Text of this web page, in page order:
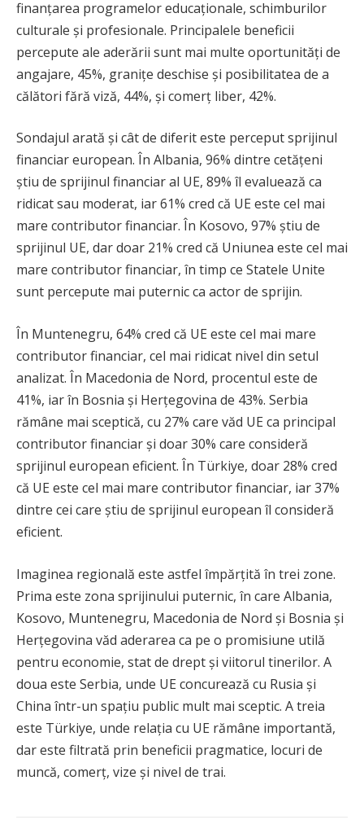
finanțarea programelor educaționale, schimburilor
culturale și profesionale. Principalele beneficii
percepute ale aderării sunt mai multe oportunități de
angajare, 45%, granițe deschise și posibilitatea de a
călători fără viză, 44%, și comerț liber, 42%.
Sondajul arată și cât de diferit este perceput sprijinul
financiar european. În Albania, 96% dintre cetățeni
știu de sprijinul financiar al UE, 89% îl evaluează ca
ridicat sau moderat, iar 61% cred că UE este cel mai
mare contributor financiar. În Kosovo, 97% știu de
sprijinul UE, dar doar 21% cred că Uniunea este cel mai
mare contributor financiar, în timp ce Statele Unite
sunt percepute mai puternic ca actor de sprijin.
În Muntenegru, 64% cred că UE este cel mai mare
contributor financiar, cel mai ridicat nivel din setul
analizat. În Macedonia de Nord, procentul este de
41%, iar în Bosnia și Herțegovina de 43%. Serbia
rămâne mai sceptică, cu 27% care văd UE ca principal
contributor financiar și doar 30% care consideră
sprijinul european eficient. În Türkiye, doar 28% cred
că UE este cel mai mare contributor financiar, iar 37%
dintre cei care știu de sprijinul european îl consideră
eficient.
Imaginea regională este astfel împărțită în trei zone.
Prima este zona sprijinului puternic, în care Albania,
Kosovo, Muntenegru, Macedonia de Nord și Bosnia și
Herțegovina văd aderarea ca pe o promisiune utilă
pentru economie, stat de drept și viitorul tinerilor. A
doua este Serbia, unde UE concurează cu Rusia și
China într-un spațiu public mult mai sceptic. A treia
este Türkiye, unde relația cu UE rămâne importantă,
dar este filtrată prin beneficii pragmatice, locuri de
muncă, comerț, vize și nivel de trai.